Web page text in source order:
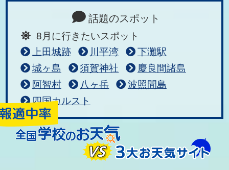
話題のスポット
8月に行きたいスポット
上田城跡
川平湾
下灘駅
城ヶ島
須賀神社
慶良間諸島
阿智村
八ヶ岳
波照間島
四国カルスト